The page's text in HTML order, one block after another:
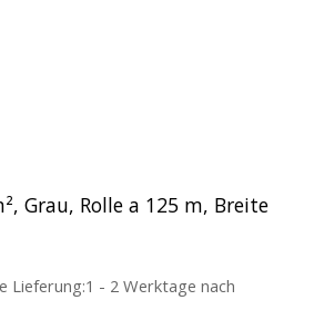
Grau, Rolle a 125 m, Breite
Lieferung:1 - 2 Werktage nach